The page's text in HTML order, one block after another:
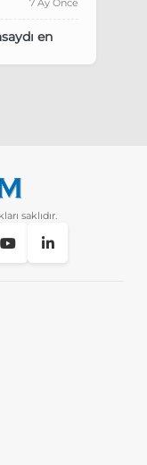
7 Ay Önce
en
saklıdır.